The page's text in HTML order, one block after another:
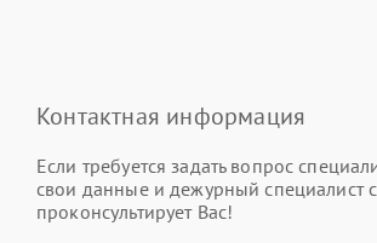
Контактная информация
Если требуется задать вопрос
свои данные и дежурный специалист
проконсультирует Вас!